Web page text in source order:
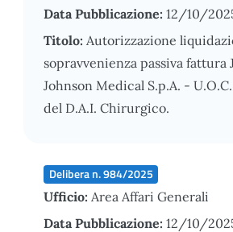
Data Pubblicazione: 12/10/
Titolo: Autorizzazione
sopravvenienza passiva fattura
Johnson Medical S.p.A. -
del D.A.I. Chirurgico.
Delibera n. 984/2025
Ufficio: Area Affari Generali
Data Pubblicazione: 12/10/